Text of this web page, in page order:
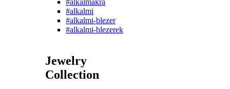
#alkalmi
#alkalmi-blezer
#alkalmi-blezerek
Jewelry
Collection